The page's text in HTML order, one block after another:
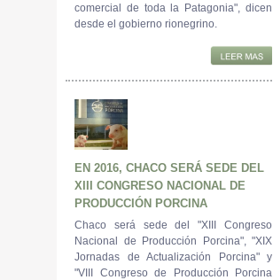
comercial de toda la Patagonia", dicen
desde el gobierno rionegrino.
EN 2016, CHACO SERÁ SEDE DEL
XIII CONGRESO NACIONAL DE
PRODUCCIÓN PORCINA
Chaco será sede del "XIII Congreso
Nacional de Producción Porcina", "XIX
Jornadas de Actualización Porcina" y
"VIII Congreso de Producción Porcina